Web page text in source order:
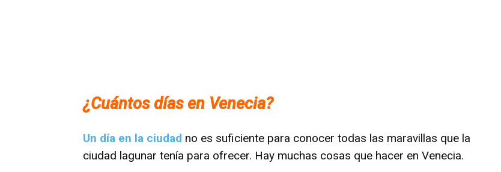
¿Cuántos días en Venecia?
Un día en la ciudad no es suficiente para conocer todas las maravillas que la
ciudad lagunar tenía para ofrecer. Hay muchas cosas que hacer en Venecia.